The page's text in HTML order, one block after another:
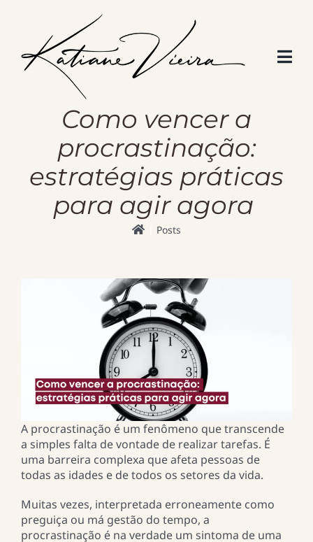
Como vencer a
procrastinação:
estratégias práticas
para agir agora
Posts
A procrastinação é um fenômeno que transcende
a simples falta de vontade de realizar tarefas. É
uma barreira complexa que afeta pessoas de
todas as idades e de todos os setores da vida.
Muitas vezes, interpretada erroneamente como
preguiça ou má gestão do tempo, a
procrastinação é na verdade um sintoma de uma